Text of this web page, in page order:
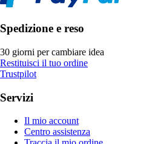
Spedizione e reso
30 giorni per cambiare idea
Restituisci il tuo ordine
Trustpilot
Servizi
Il mio account
Centro assistenza